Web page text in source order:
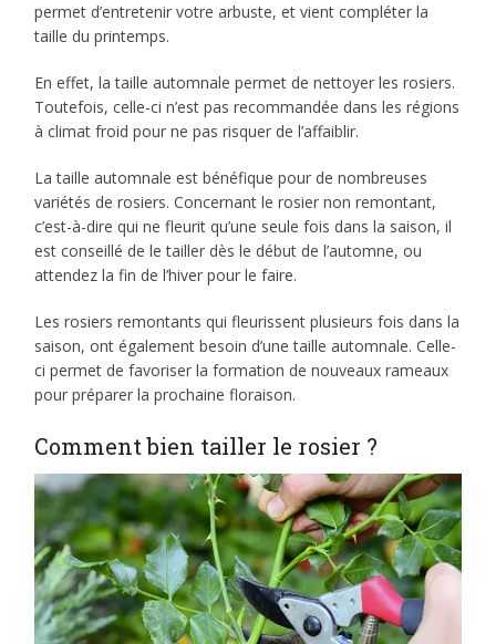
permet d’entretenir votre arbuste, et vient compléter la
taille du printemps.
En effet, la taille automnale permet de nettoyer les rosiers.
Toutefois, celle-ci n’est pas recommandée dans les régions
à climat froid pour ne pas risquer de l’affaiblir.
La taille automnale est bénéfique pour de nombreuses
variétés de rosiers. Concernant le rosier non remontant,
c’est-à-dire qui ne fleurit qu’une seule fois dans la saison, il
est conseillé de le tailler dès le début de l’automne, ou
attendez la fin de l’hiver pour le faire.
Les rosiers remontants qui fleurissent plusieurs fois dans la
saison, ont également besoin d’une taille automnale. Celle-
ci permet de favoriser la formation de nouveaux rameaux
pour préparer la prochaine floraison.
Comment bien tailler le rosier ?